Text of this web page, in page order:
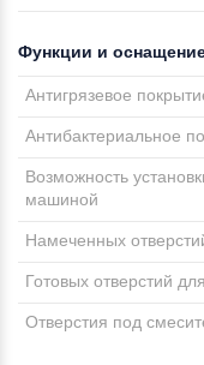
Функции и
Антигрязевое
Антибактериальное
Возможность
машиной
Намеченных
Готовых отверстий
Отверстия под